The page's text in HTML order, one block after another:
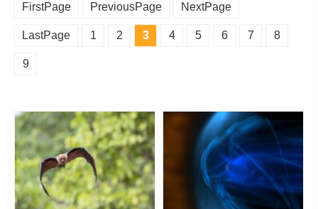
FirstPage PreviousPage NextPage
LastPage 1 2 3 4 5 6 7 8
9